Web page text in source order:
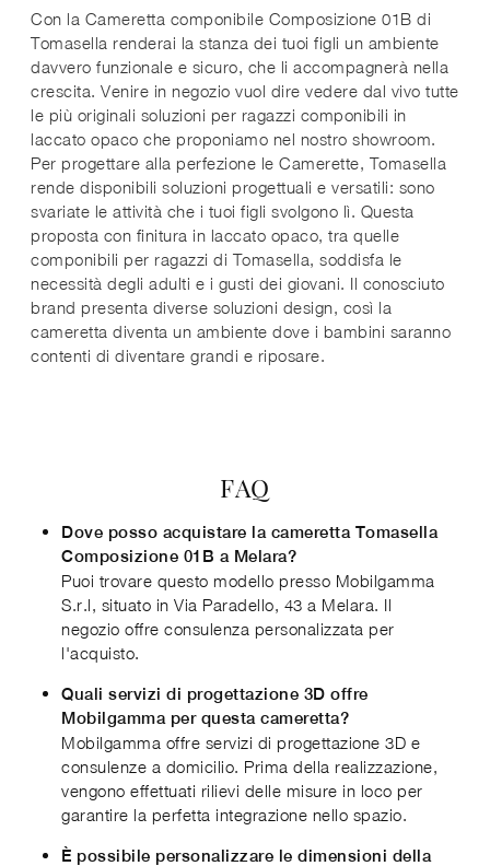
Con la Cameretta componibile Composizione 01B di
Tomasella renderai la stanza dei tuoi figli un ambiente
davvero funzionale e sicuro, che li accompagnerà nella
crescita. Venire in negozio vuol dire vedere dal vivo tutte
le più originali soluzioni per ragazzi componibili in
laccato opaco che proponiamo nel nostro showroom.
Per progettare alla perfezione le Camerette, Tomasella
rende disponibili soluzioni progettuali e versatili: sono
svariate le attività che i tuoi figli svolgono lì. Questa
proposta con finitura in laccato opaco, tra quelle
componibili per ragazzi di Tomasella, soddisfa le
necessità degli adulti e i gusti dei giovani. Il conosciuto
brand presenta diverse soluzioni design, così la
cameretta diventa un ambiente dove i bambini saranno
contenti di diventare grandi e riposare.
FAQ
Dove posso acquistare la cameretta Tomasella
Composizione 01B a Melara?
Puoi trovare questo modello presso Mobilgamma
S.r.l, situato in Via Paradello, 43 a Melara. Il
negozio offre consulenza personalizzata per
l'acquisto.
Quali servizi di progettazione 3D offre
Mobilgamma per questa cameretta?
Mobilgamma offre servizi di progettazione 3D e
consulenze a domicilio. Prima della realizzazione,
vengono effettuati rilievi delle misure in loco per
garantire la perfetta integrazione nello spazio.
È possibile personalizzare le dimensioni della